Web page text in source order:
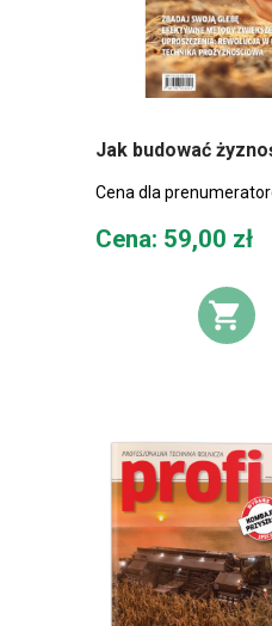
Jak budować
Cena dla
Cena
Cena: 59,00 zł